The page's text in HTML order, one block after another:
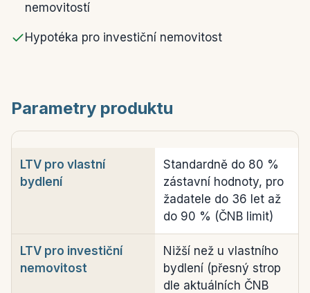
nemovitostí
Hypotéka pro investiční nemovitost
Parametry produktu
LTV pro vlastní
bydlení
Standardně do 80 %
zástavní hodnoty, pro
žadatele do 36 let až
do 90 % (ČNB limit)
LTV pro investiční
nemovitost
Nižší než u vlastního
bydlení (přesný strop
dle aktuálních ČNB